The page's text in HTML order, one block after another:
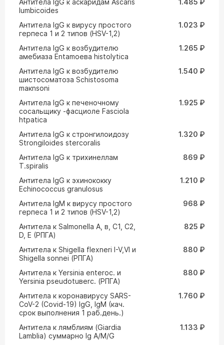
Антитела IgG к аскаридам Ascaris
lumbicoides
1.485 ₽
Антитела IgG к вирусу простого
герпеса 1 и 2 типов (HSV-1,2)
1.023 ₽
Антитела IgG к возбудителю
амебиаза Entamoeвa histolytica
1.265 ₽
Антитела IgG к возбудителю
шистосоматоза Schistosoma
maкnsoni
1.540 ₽
Антитела IgG к печеночному
сосальщику -фасциоле Fasciola
htpatica
1.925 ₽
Антитела IgG к стронгилоидозу
Strongiloides stercoralis
1.320 ₽
Антитела IgG к трихинеллам
T.spiralis
869 ₽
Антитела IgG к эхинококку
Echinococcus granulosus
1.210 ₽
Антитела IgM к вирусу простого
герпеса 1 и 2 типов (HSV-1,2)
968 ₽
Антитела к Salmonella A, в, C1, C2,
D, E (РПГА)
825 ₽
Антитела к Shigella flexneri I-V,VI и
Shigella sonnei (РПГА)
880 ₽
Антитела к Yersinia enteroc. и
Yersinia pseudotuвerc. (РПГА)
880 ₽
Антитела к коронавирусу SARS-
CoV-2 (Covid-19) IgG, IgM (кач.
срок выполнения 1 раб.день.)
1.760 ₽
Антитела к лямблиям (Giardia
Lamblia) суммарно Ig A/M/G
1.133 ₽